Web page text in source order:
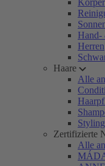
Hand-
Herren
Haare
Alle
Styling
Zertifizierte
Alle